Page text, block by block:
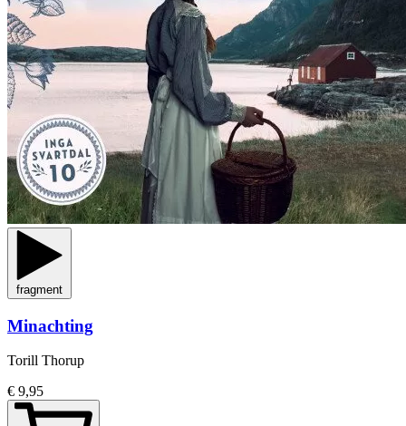
fragment
Minachting
Torill Thorup
€ 9,95